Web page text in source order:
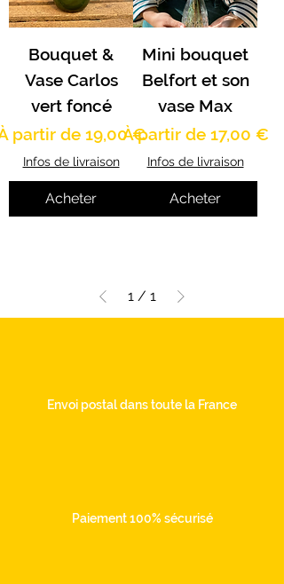
Bouquet &
Vase Carlos
vert foncé
partir de 19,00 €
promotionnel
Infos de livraison
Acheter
Mini bouquet
Belfort et son
vase Max
À partir de 17,00 €
Prix promotionnel
Infos de livraison
Acheter
1 / 1
Envoi postal dans toute la France
Paiement 100% sécurisé